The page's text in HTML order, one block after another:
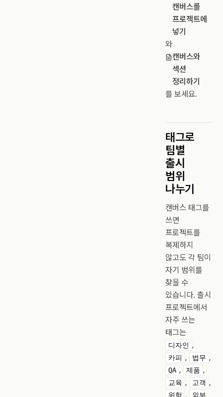
캔버스를
프로젝트에
넣기
와
캔버스와
섹션
정리하기
를 보세요.
태그로
팀별
출시
범위
나누기
캔버스 태그를
쓰면
프로젝트를
복제하지
않고도 각 팀이
자기 범위를
찾을 수
있습니다. 출시
프로젝트에서
자주 쓰는
태그는
디자인 ,
카피 , 법무 ,
QA , 제품 ,
교육 , 고객 ,
위험 ,
외부